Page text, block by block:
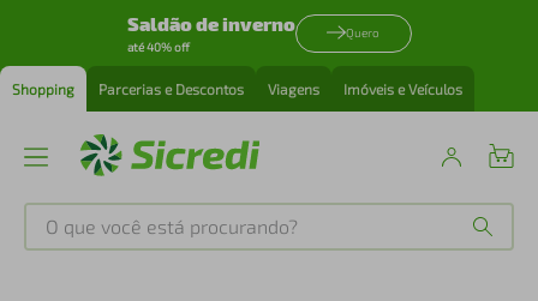
Saldão de inverno
até 40% off
Quero
Shopping Parcerias e Descontos Viagens Imóveis e Veículos
O que você está procurando?